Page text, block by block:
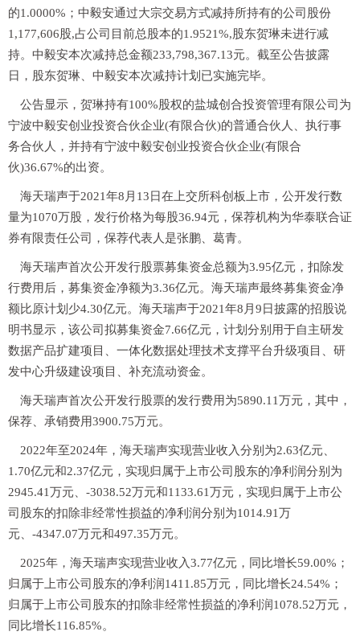
的1.0000%；中毅安通过大宗交易方式减持所持有的公司股份
1,177,606股,占公司目前总股本的1.9521%,股东贺琳未进行减
持。中毅安本次减持总金额233,798,367.13元。截至公告披露
日，股东贺琳、中毅安本次减持计划已实施完毕。
公告显示，贺琳持有100%股权的盐城创合投资管理有限公司为
宁波中毅安创业投资合伙企业(有限合伙)的普通合伙人、执行事
务合伙人，并持有宁波中毅安创业投资合伙企业(有限合
伙)36.67%的出资。
海天瑞声于2021年8月13日在上交所科创板上市，公开发行数
量为1070万股，发行价格为每股36.94元，保荐机构为华泰联合证
券有限责任公司，保荐代表人是张鹏、葛青。
海天瑞声首次公开发行股票募集资金总额为3.95亿元，扣除发
行费用后，募集资金净额为3.36亿元。海天瑞声最终募集资金净
额比原计划少4.30亿元。海天瑞声于2021年8月9日披露的招股说
明书显示，该公司拟募集资金7.66亿元，计划分别用于自主研发
数据产品扩建项目、一体化数据处理技术支撑平台升级项目、研
发中心升级建设项目、补充流动资金。
海天瑞声首次公开发行股票的发行费用为5890.11万元，其中，
保荐、承销费用3900.75万元。
2022年至2024年，海天瑞声实现营业收入分别为2.63亿元、
1.70亿元和2.37亿元，实现归属于上市公司股东的净利润分别为
2945.41万元、-3038.52万元和1133.61万元，实现归属于上市公
司股东的扣除非经常性损益的净利润分别为1014.91万
元、-4347.07万元和497.35万元。
2025年，海天瑞声实现营业收入‌3.77亿元，同比增长59.00%；
归属于上市公司股东的净利润1411.85万元，同比增长24.54%；
归属于上市公司股东的扣除非经常性损益的净利润1078.52万元，
同比增长116.85%。